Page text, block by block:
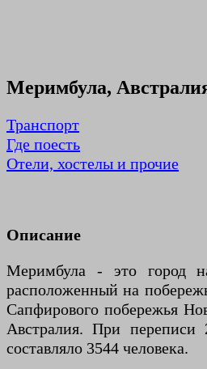
Меримбула,
Транспорт
Где поесть
Отели, хостелы и прочие
Описание
Меримбула - это город
расположенный на
Сапфирового побережья
Австралия. При переписи
составляло 3544 человека.